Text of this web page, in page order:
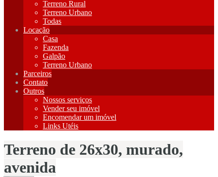
Terreno Rural
Terreno Urbano
Todas
Locação
Casa
Fazenda
Galpão
Terreno Urbano
Parceiros
Contato
Outros
Nossos serviços
Vender seu imóvel
Encomendar um imóvel
Links Utéis
Terreno de 26x30, murado,
avenida